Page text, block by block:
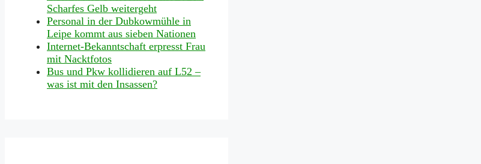
Scharfes Gelb weitergeht
Personal in der Dubkowmühle in
Leipe kommt aus sieben Nationen
Internet-Bekanntschaft erpresst Frau
mit Nacktfotos
Bus und Pkw kollidieren auf L52 –
was ist mit den Insassen?